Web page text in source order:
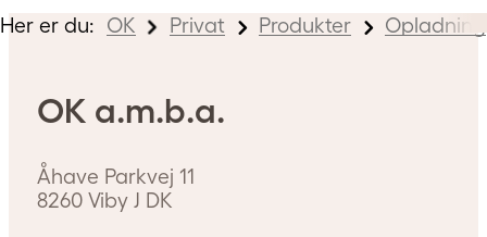
Hvad koster det at lade
Her er du: OK Privat Produkter Opladning
OK a.m.b.a.
Åhave Parkvej 11
8260 Viby J DK